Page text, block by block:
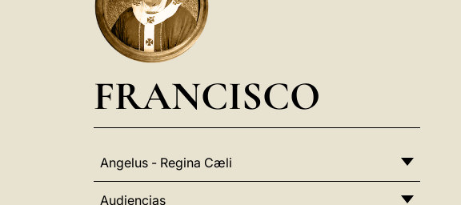
FRANCISCO
Angelus - Regina Cæli
Audiencias